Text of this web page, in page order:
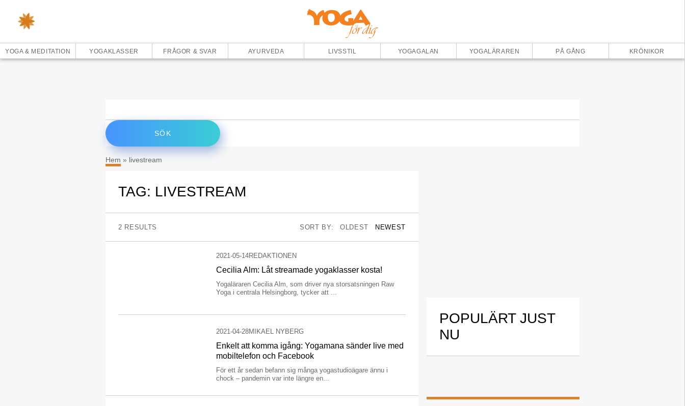
YOGA & MEDITATION YOGAKLASSER FRÅGOR & SVAR AYURVEDA LIVSSTIL YOGAGALAN YOGALÄRAREN PÅ GÅNG KRÖNIKOR
Hem » livestream
TAG: LIVESTREAM
2 RESULTS SORT BY: OLDEST NEWEST
2021-05-14REDAKTIONEN
Cecilia Alm: Låt streamade yogaklasser kosta!
Yogaläraren Cecilia Alm, som driver nya storsatsningen Raw
Yoga i centrala Helsingborg, tycker att ...
2021-04-28MIKAEL NYBERG
Enkelt att komma igång: Yogamana sänder live med
mobiltelefon och Facebook
För ett år sedan befann sig många yogastudioägare ännu i
chock – pandemin var inte längre en...
POPULÄRT JUST
NU